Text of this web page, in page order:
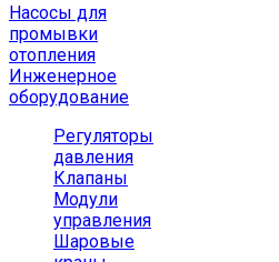
Насосы для
промывки
отопления
Инженерное
оборудование
Регуляторы
давления
Клапаны
Модули
управления
Шаровые